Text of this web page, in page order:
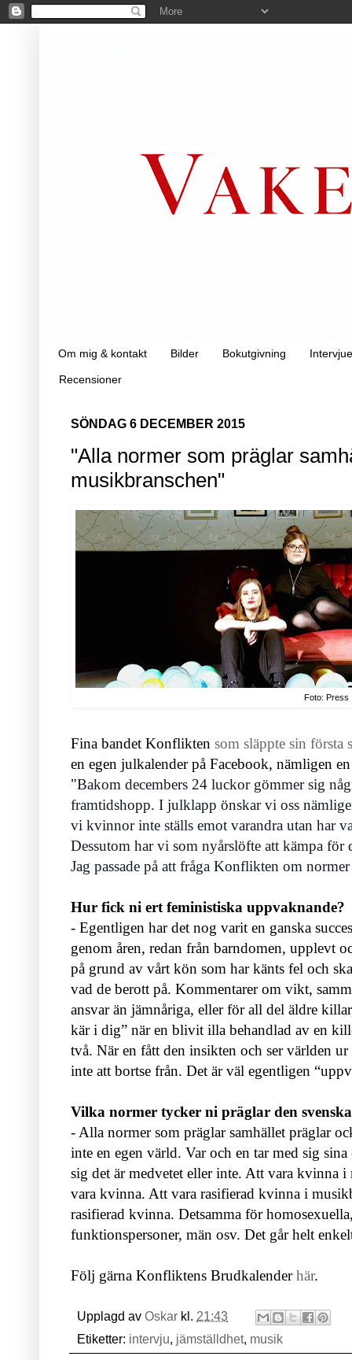
Om mig & kontakt Bilder Bokutgivning
Recensioner
SÖNDAG 6 DECEMBER 2015
"Alla normer som präglar
musikbranschen"
Foto: Press
Fina bandet Konflikten som släppte sin första
en egen julkalender på Facebook, nämligen
"Bakom decembers 24 luckor gömmer sig
framtidshopp. I julklapp önskar vi oss
vi kvinnor inte ställs emot varandra utan har
Dessutom har vi som nyårslöfte att kämpa för
Jag passade på att fråga Konflikten om
Hur fick ni ert feministiska uppvaknande?
- Egentligen har det nog varit en ganska
genom åren, redan från barndomen, upplevt
på grund av vårt kön som har känts fel och
vad de berott på. Kommentarer om vikt,
ansvar än jämnåriga, eller för all del äldre
kär i dig” när en blivit illa behandlad av en
två. När en fått den insikten och ser världen
inte att bortse från. Det är väl egentligen
Vilka normer tycker ni präglar den
- Alla normer som präglar samhället präglar
inte en egen värld. Var och en tar med sig
sig det är medvetet eller inte. Att vara kvinna
vara kvinna. Att vara rasifierad kvinna i
rasifierad kvinna. Detsamma för
funktionspersoner, män osv. Det går helt
Följ gärna Konfliktens Brudkalenderhär.
Upplagd av Oskar kl. 21:43
Etiketter: intervju, jämställdhet, musik